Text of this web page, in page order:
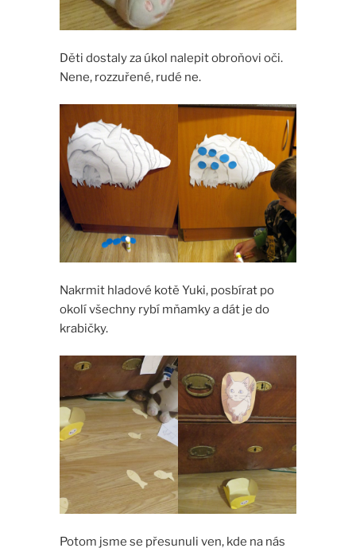
Děti dostaly za úkol nalepit obroňovi oči.
Nene, rozzuřené, rudé ne.
Nakrmit hladové kotě Yuki, posbírat po
okolí všechny rybí mňamky a dát je do
krabičky.
Potom jsme se přesunuli ven, kde na nás